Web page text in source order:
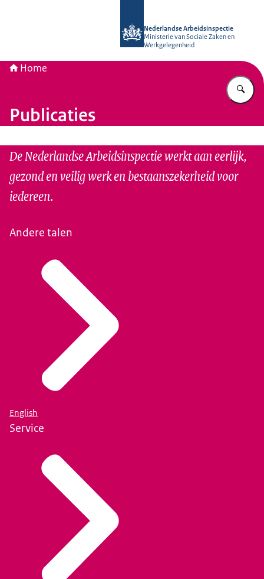
Nederlandse Arbeidsinspectie
Ministerie van Sociale Zaken en
Werkgelegenheid
Home
Publicaties
De Nederlandse Arbeidsinspectie werkt aan eerlijk,
gezond en veilig werk en bestaanszekerheid voor
iedereen.
Andere talen
English
Service